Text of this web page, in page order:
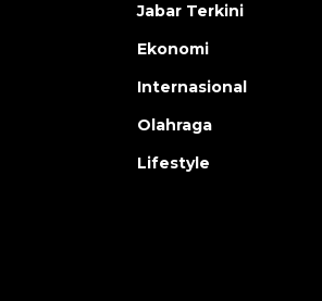
Jabar Terkini
Ekonomi
Internasional
Olahraga
Lifestyle